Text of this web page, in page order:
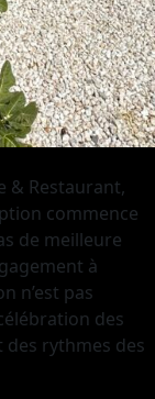
& Restaurant,
commence
de meilleure
à
n’est pas
des
rythmes des